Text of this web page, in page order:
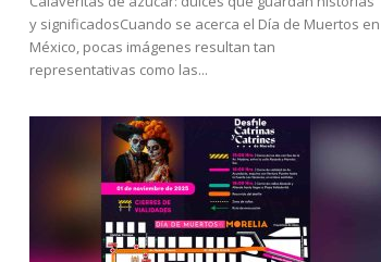
y significadosCuando se acerca el Día de Muertos en
México, pocas imágenes resultan tan
representativas como las...